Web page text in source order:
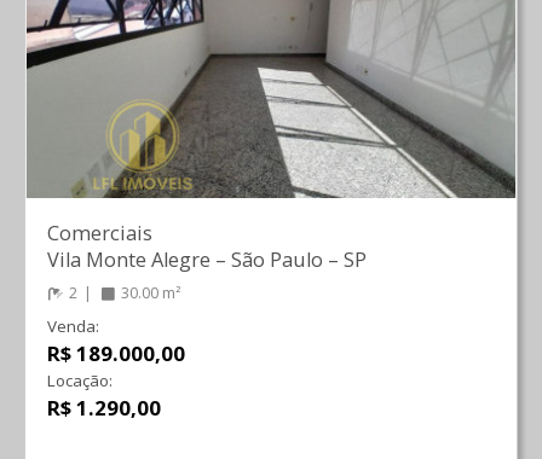
Comerciais
Vila Monte Alegre – São Paulo – SP
2 30.00 m²
Venda:
R$ 189.000,00
Locação:
R$ 1.290,00